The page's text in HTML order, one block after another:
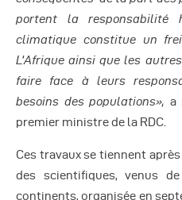
portent la responsabilité
climatique constitue un
L’Afrique ainsi que les
faire face à leurs
besoins des populations», a
premier ministre de la RDC.
Ces travaux se tiennent
des scientifiques, venus
continents, organisée en